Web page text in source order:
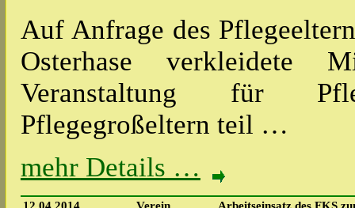
Auf Anfrage des
Osterhase verkleidete
Veranstaltung für
Pflegegroßeltern teil …
mehr Details …